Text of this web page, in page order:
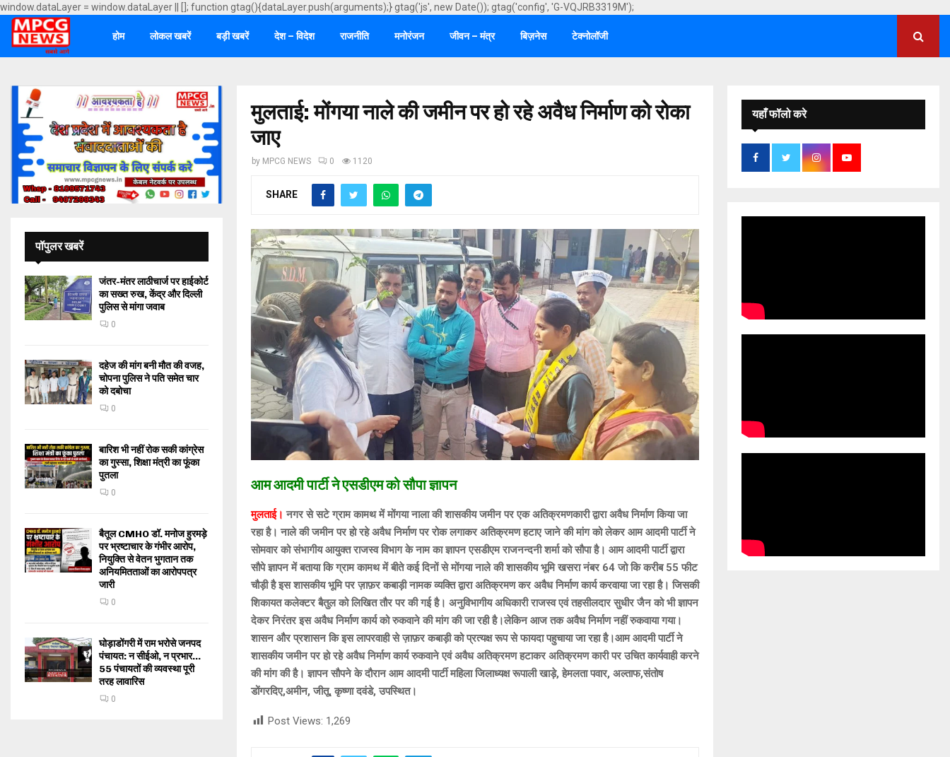
window.dataLayer = window.dataLayer || []; function gtag(){dataLayer.push(arguments);} gtag('js', new Date()); gtag('config', 'G-VQJRB3319M');
होम लोकल खबरें बड़ी खबरें देश – विदेश राजनीति मनोरंजन जीवन – मंत्र बिज़नेस टेक्नोलॉजी
मुलताई: मोंगया नाले की जमीन पर हो रहे अवैध निर्माण को रोका
जाए
by MPCG NEWS 0 1120
SHARE
आम आदमी पार्टी ने एसडीएम को सौपा ज्ञापन
मुलताई। नगर से सटे ग्राम कामथ में मोंगया नाला की शासकीय जमीन पर एक अतिक्रमणकारी द्वारा अवैध निर्माण किया जा
रहा है। नाले की जमीन पर हो रहे अवैध निर्माण पर रोक लगाकर अतिक्रमण हटाए जाने की मांग को लेकर आम आदमी पार्टी ने
सोमवार को संभागीय आयुक्त राजस्व विभाग के नाम का ज्ञापन एसडीएम राजनन्दनी शर्मा को सौपा है। आम आदमी पार्टी द्वारा
सौपे ज्ञापन में बताया कि ग्राम कामथ में बीते कई दिनों से मोंगया नाले की शासकीय भूमि खसरा नंबर 64 जो कि करीब 55 फीट
चौड़ी है इस शासकीय भूमि पर ज़ाफ़र कबाड़ी नामक व्यक्ति द्वारा अतिक्रमण कर अवैध निर्माण कार्य करवाया जा रहा है। जिसकी
शिकायत कलेक्टर बैतुल को लिखित तौर पर की गई है। अनुविभागीय अधिकारी राजस्व एवं तहसीलदार सुधीर जैन को भी ज्ञापन
देकर निरंतर इस अवैध निर्माण कार्य को रुकवाने की मांग की जा रही है।लेकिन आज तक अवैध निर्माण नहीं रुकवाया गया।
शासन और प्रशासन कि इस लापरवाही से ज़ाफ़र कबाड़ी को प्रत्यक्ष रूप से फायदा पहुचाया जा रहा है।आम आदमी पार्टी ने
शासकीय जमीन पर हो रहे अवैध निर्माण कार्य रुकवाने एवं अवैध अतिक्रमण हटाकर अतिक्रमण कारी पर उचित कार्यवाही करने
की मांग की है। ज्ञापन सौपने के दौरान आम आदमी पार्टी महिला जिलाध्यक्ष रूपाली खाड़े, हेमलता पवार, अल्ताफ,संतोष
डोंगरदिए,अमीन, जीतू, कृष्णा दवंडे, उपस्थित।
Post Views: 1,269
पॉपुलर खबरें
जंतर-मंतर लाठीचार्ज पर हाईकोर्ट
का सख्त रुख, केंद्र और दिल्ली
पुलिस से मांगा जवाब
0
दहेज की मांग बनी मौत की वजह,
चोपना पुलिस ने पति समेत चार
को दबोचा
0
बारिश भी नहीं रोक सकी कांग्रेस
का गुस्सा, शिक्षा मंत्री का फूंका
पुतला
0
बैतूल CMHO डॉ. मनोज हुरमड़े
पर भ्रष्टाचार के गंभीर आरोप,
नियुक्ति से वेतन भुगतान तक
अनियमितताओं का आरोपपत्र
जारी
0
घोड़ाडोंगरी में राम भरोसे जनपद
पंचायत: न सीईओ, न प्रभार…
55 पंचायतों की व्यवस्था पूरी
तरह लावारिस
0
यहाँ फॉलो करे